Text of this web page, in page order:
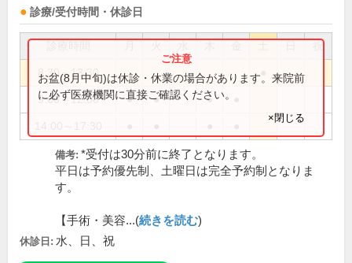
診療/受付時間・休診日
祝
8:30～13:30
9:00～12:00 ● ● ●
お盆(8月中旬)は休診・休業の場合があります。来院前
に必ず医療機関に直接ご確認ください。
×閉じる
備考: *受付は30分前に終了となります。
平日は予約優先制、土曜日は完全予約制となりま
す。
【手術・美容...(続きを読む)
休診日: 水、日、祝